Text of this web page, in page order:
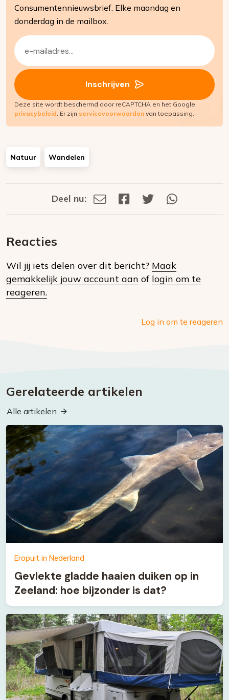
Consumentennieuwsbrief. Elke maandag en
donderdag in de mailbox.
E-
mailadres
(Vereist)
Inschrijven
Deze site wordt beschermd door reCAPTCHA en het Google
privacybeleid . Er zijn servicevoorwaarden van toepassing.
Natuur Wandelen
Deel
social
Deel nu:
Deel
Deel
Deel
Reacties
Wil jij iets delen over dit bericht? Maak
gemakkelijk jouw account aan of login om te
reageren.
Log in om te reageren
Gerelateerde artikelen
Alle artikelen
Eropuit in Nederland
Gevlekte gladde haaien duiken op in
Zeeland: hoe bijzonder is dat?